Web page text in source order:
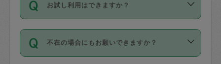
ールに記載していますので、各自の得意
を依頼してください。
※テストセンターの講評は１件目のレビュ
参考
【詳細】タスカジさんの登録に際
す。
写真を撮り、
タスカジさんへ「募集」をかけることが
可能です。
す。
1. 直前キャンセル（定期、スポット契約
共通）
お試し利用はできますか？
「お試し利用」というメニューはありま
せんが、「一回のみ」依頼を活用するこ
とによって、気に入ったタスカジさんを
不在の場合にもお願いできますか？